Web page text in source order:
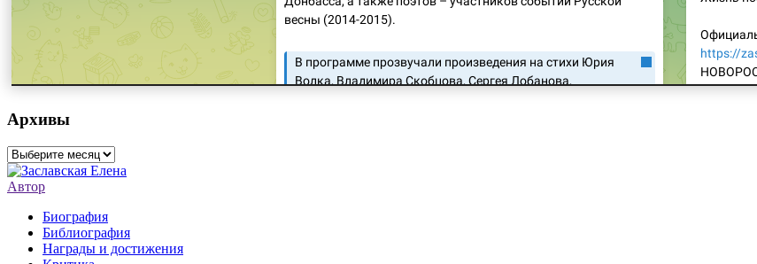
Архивы
Архивы
Автор
Биография
Библиография
Награды и достижения